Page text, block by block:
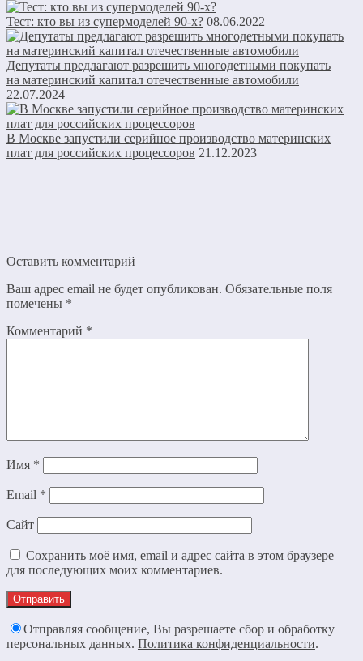
Тест: кто вы из супермоделей 90-х? 08.06.2022
Депутаты предлагают разрешить многодетными покупать
на материнский капитал отечественные автомобили
22.07.2024
В Москве запустили серийное производство материнских
плат для российских процессоров 21.12.2023
Оставить комментарий
Ваш адрес email не будет опубликован. Обязательные поля
помечены *
Комментарий *
Имя *
Email *
Сайт
Сохранить моё имя, email и адрес сайта в этом браузере
для последующих моих комментариев.
Отправляя сообщение, Вы разрешаете сбор и обработку
персональных данных. Политика конфиденциальности.